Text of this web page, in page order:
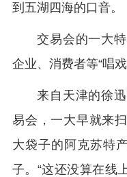
到五湖四海的口音。
交易会的一大
企业、消费者等“唱戏
来自天津的徐
易会，一大早就来
大袋子的阿克苏特
子。“这还没算在线